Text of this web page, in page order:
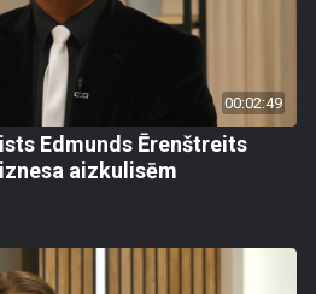
00:02:49
Edmunds Ērenštreits
aizkulisēm